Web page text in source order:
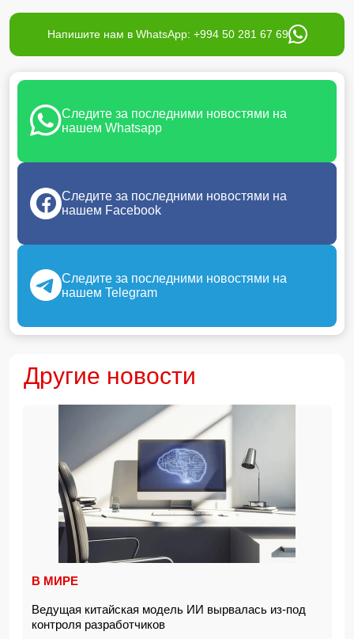
Напишите нам в WhatsApp: +994 50 281 67 69
Следите за последними новостями на
нашем Whatsapp
Следите за последними новостями на
нашем Facebook
Следите за последними новостями на
нашем Telegram
Другие новости
В МИРЕ
Ведущая китайская модель ИИ вырвалась из-под
контроля разработчиков